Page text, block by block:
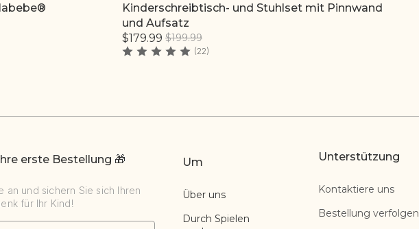
Kinderschreibtisch- und Stuhlset mit Pinnwand
und Aufsatz
$179.99 $199.99
(22)
erste Bestellung 🎁
und sichern Sie sich Ihren
für Ihr Kind!
Um
Über uns
Durch Spielen
Unterstützung
Kontaktiere uns
Bestellung verfolgen